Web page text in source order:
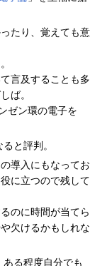
たり、覚えても意
言及することも多
ば。
ゼン環の電子を
と評判。
導入にもなってお
に立つので残して
のに時間が当てら
欠けるかもしれな
る程度自分でも